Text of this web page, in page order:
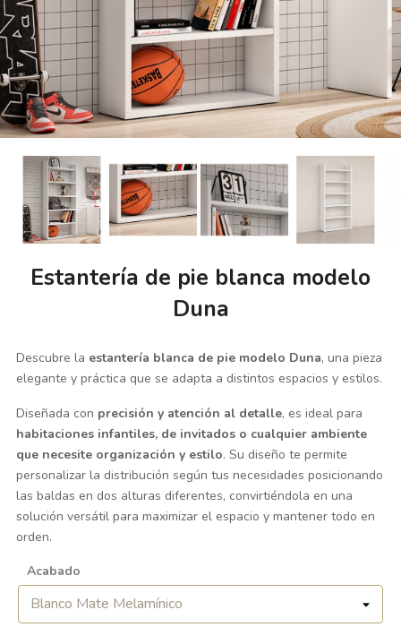
Estantería de pie blanca modelo
Duna
Descubre la estantería blanca de pie modelo Duna, una pieza
elegante y práctica que se adapta a distintos espacios y estilos.
Diseñada con precisión y atención al detalle, es ideal para
habitaciones infantiles, de invitados o cualquier ambiente
que necesite organización y estilo. Su diseño te permite
personalizar la distribución según tus necesidades posicionando
las baldas en dos alturas diferentes, convirtiéndola en una
solución versátil para maximizar el espacio y mantener todo en
orden.
Acabado